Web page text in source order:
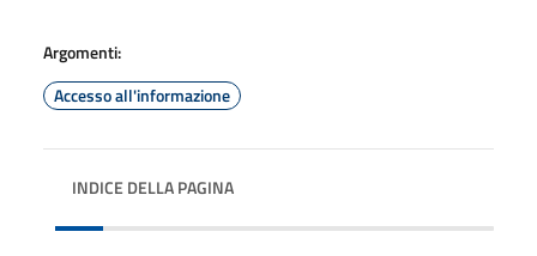
Argomenti:
Accesso all'informazione
INDICE DELLA PAGINA